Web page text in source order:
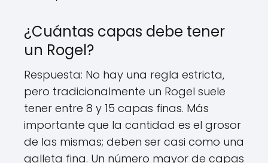
¿Cuántas capas debe tener
un Rogel?
Respuesta: No hay una regla estricta,
pero tradicionalmente un Rogel suele
tener entre 8 y 15 capas finas. Más
importante que la cantidad es el grosor
de las mismas; deben ser casi como una
galleta fina. Un número mayor de capas